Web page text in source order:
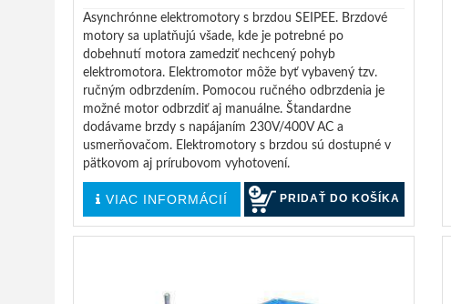
Asynchrónne elektromotory s brzdou SEIPEE. Brzdové
motory sa uplatňujú všade, kde je potrebné po
dobehnutí motora zamedziť nechcený pohyb
elektromotora. Elektromotor môže byť vybavený tzv.
ručným odbrzdením. Pomocou ručného odbrzdenia je
možné motor odbrzdiť aj manuálne. Štandardne
dodávame brzdy s napájaním 230V/400V AC a
usmerňovačom. Elektromotory s brzdou sú dostupné v
pätkovom aj prírubovom vyhotovení.
VIAC INFORMÁCIÍ PRIDAŤ DO KOŠÍKA